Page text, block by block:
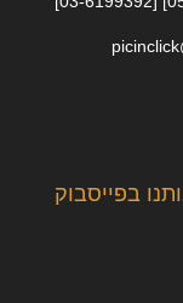
בפייסבוק